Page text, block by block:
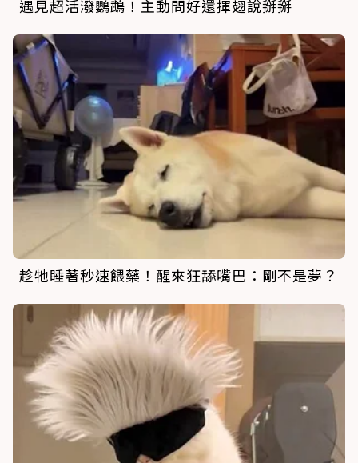
遇見超活潑鸚鵡！主動問好還揮翅說掰掰
趁牠睡著秒速餵藥！醒來狂舔嘴巴：剛不是夢？